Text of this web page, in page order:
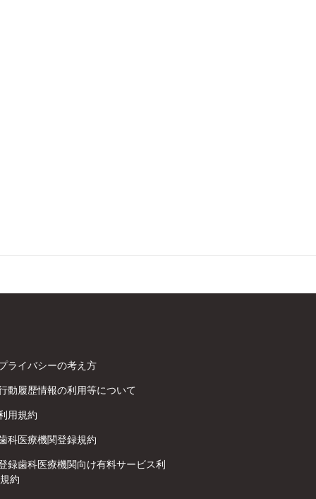
ライバシーの考え方
動履歴情報の利用等について
用規約
科医療機関登録規約
録歯科医療機関向け有料サービス利
約